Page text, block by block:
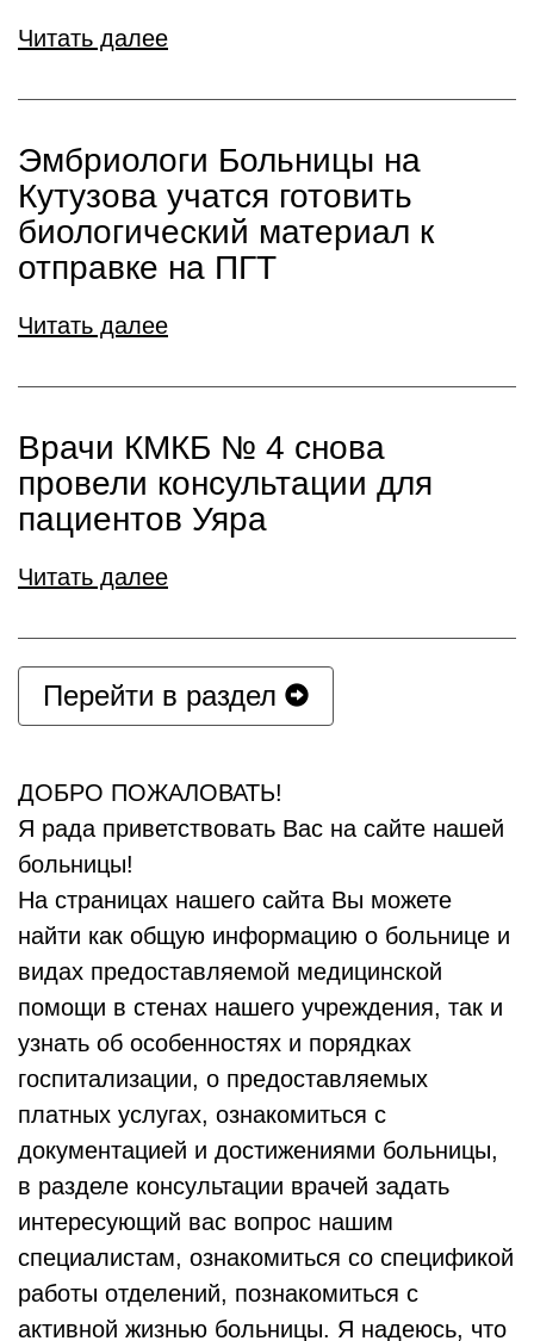
Читать далее
Эмбриологи Больницы на
Кутузова учатся готовить
биологический материал к
отправке на ПГТ
Читать далее
Врачи КМКБ № 4 снова
провели консультации для
пациентов Уяра
Читать далее
Перейти в раздел
ДОБРО ПОЖАЛОВАТЬ!
Я рада приветствовать Вас на сайте нашей
больницы!
На страницах нашего сайта Вы можете
найти как общую информацию о больнице и
видах предоставляемой медицинской
помощи в стенах нашего учреждения, так и
узнать об особенностях и порядках
госпитализации, о предоставляемых
платных услугах, ознакомиться с
документацией и достижениями больницы,
в разделе консультации врачей задать
интересующий вас вопрос нашим
специалистам, ознакомиться со спецификой
работы отделений, познакомиться с
активной жизнью больницы. Я надеюсь, что